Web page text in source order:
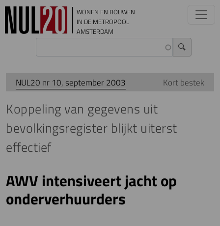
Overslaan en naar de inhoud gaan
WONEN EN BOUWEN
IN DE METROPOOL
AMSTERDAM
NUL20 nr 10, september 2003 Kort bestek
Koppeling van gegevens uit
bevolkingsregister blijkt uiterst
effectief
AWV intensiveert jacht op
onderverhuurders